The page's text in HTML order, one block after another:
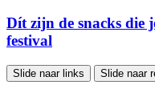
Dít zijn de snacks die
festival
Slide naar links Slide naar